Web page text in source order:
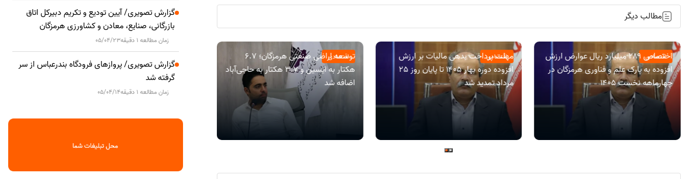
مطالب دیگر
دیدار
انرژی‌بر
مهلت ارائه اظهارنامه مالیات بر درآمد
املاک و اظهارنامه موضوع ماده ۵۷ قانون
مالیات‌های مستقیم تا پایان شهریورماه
تمدید شد
اقتصادی
توسعه اراضی صنعتی هرمزگان؛ ۶.۷
هکتار به ایسین و ۳.۷ هکتار به حاجی‌آباد
اضافه شد
اقتصادی
مهلت پرداخت بدهی مالیات بر ارزش
افزوده دوره بهار ۱۴۰۵ تا پایان روز 25
مرداد تمدید شد
اقتصادی
اختصاص ۲۸۹ میلیارد ریال عوارض ارزش
افزوده به پارک علم و فناوری هرمزگان در
چهارماهه نخست ۱۴۰۵
گزارش تصویری/ آیین تودیع و تکریم دبیرکل اتاق
بازرگانی، صنایع، معادن و کشاورزی هرمزگان
زمان مطالعه 1 دقیقه 05/04/23
گزارش تصویری/ پروازهای فرودگاه بندرعباس از سر
گرفته شد
زمان مطالعه 1 دقیقه 05/04/14